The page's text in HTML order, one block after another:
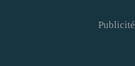
Publicité